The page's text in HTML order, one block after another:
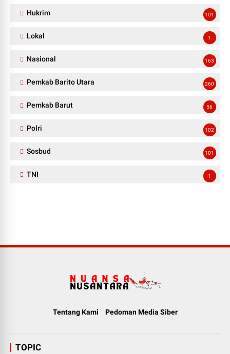
Hukrim 101
Lokal 1
Nasional 163
Pemkab Barito Utara 260
Pemkab Barut 56
Polri 102
Sosbud 101
TNI 1
Tentang Kami Pedoman Media Siber
TOPIC